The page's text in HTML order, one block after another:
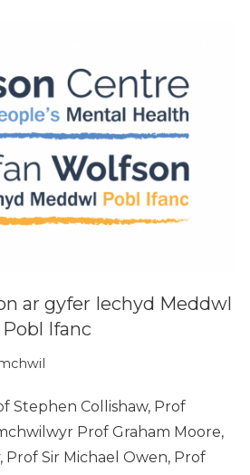
ar gyfer Iechyd Meddwl
Pobl Ifanc
Stephen Collishaw, Prof
Prof Graham Moore,
Sir Michael Owen, Prof